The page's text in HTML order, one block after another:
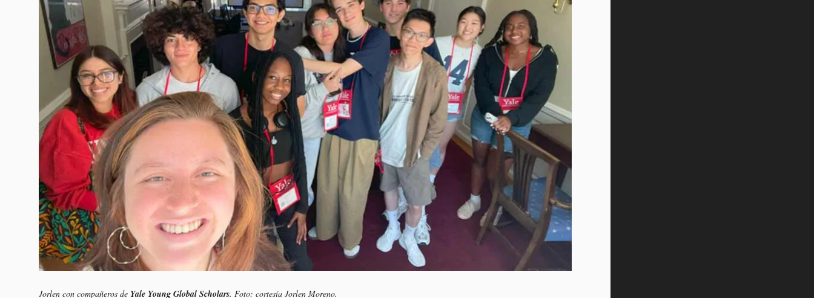
Jorlen con compañeros de Yale Young Global Scholars. Foto: cortesía Jorlen Moreno.